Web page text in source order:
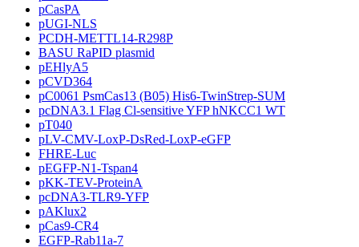
pCasPA
pUGI-NLS
PCDH-METTL14-R298P
BASU RaPID plasmid
pEHlyA5
pCVD364
pC0061 PsmCas13 (B05) His6-TwinStrep-SUM
pcDNA3.1 Flag Cl-sensitive YFP hNKCC1 WT
pT040
pLV-CMV-LoxP-DsRed-LoxP-eGFP
FHRE-Luc
pEGFP-N1-Tspan4
pKK-TEV-ProteinA
pcDNA3-TLR9-YFP
pAKlux2
pCas9-CR4
EGFP-Rab11a-7